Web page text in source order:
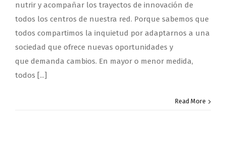
nutrir y acompañar los trayectos de innovación de
todos los centros de nuestra red. Porque sabemos que
todos compartimos la inquietud por adaptarnos a una
sociedad que ofrece nuevas oportunidades y
que demanda cambios. En mayor o menor medida,
todos [...]
Read More